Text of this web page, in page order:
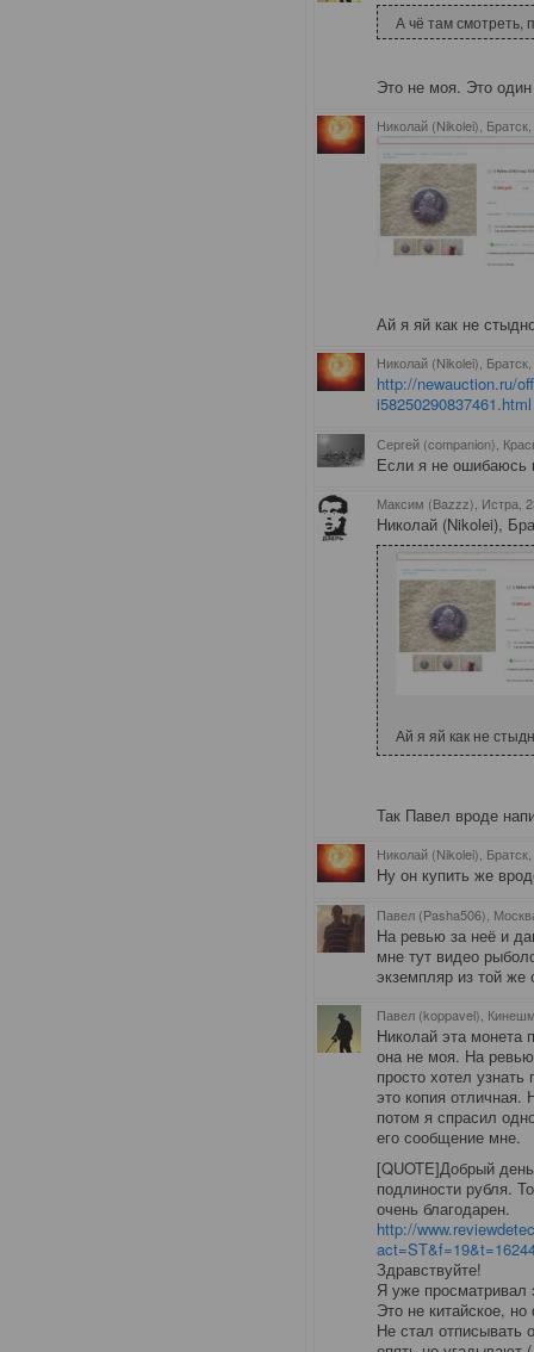
А чё там смотреть,
Это не моя. Это один
Николай (Nikolei), Братск
Ай я яй как не
Николай (Nikolei), Братск
http://newauction.ru/
i58250290837461.html
Сергей (companion),
Если я не ошибаюсь
Максим (Bazzz), Истра ,
Николай (Nikolei),
Ай я яй как не
Так Павел вроде
Николай (Nikolei), Братск
Ну он купить же
Павел (Pasha506),
На ревью за неё и
мне тут видео
экземпляр из той же
Павел (koppavel),
Николай эта монета
она не моя. На
просто хотел
это копия отличная.
потом я спрасил
его сообщение мне.
[QUOTE]Добрый
подлиности рубля.
очень благодарен.
http://
Здравствуйте!
Я уже просматривал
Это не китайское,
Не стал отписывать